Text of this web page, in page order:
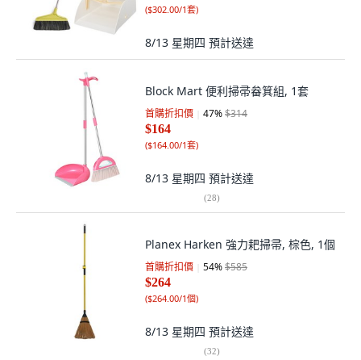
($302.00/1套)
8/13 星期四 預計送達
Block Mart 便利掃帚畚箕組, 1套
首購折扣價 47%$314
$164
($164.00/1套)
8/13 星期四 預計送達
(28)
Planex Harken 強力耙掃帚, 棕色, 1個
首購折扣價 54%$585
$264
($264.00/1個)
8/13 星期四 預計送達
(32)